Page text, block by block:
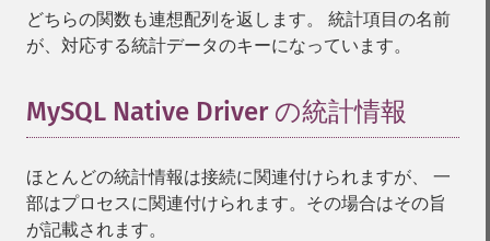
どちらの関数も連想配列を返します。 統計項目の名前
が、対応する統計データのキーになっています。
MySQL Native Driver の統計情報
ほとんどの統計情報は接続に関連付けられますが、 一
部はプロセスに関連付けられます。その場合はその旨
が記載されます。